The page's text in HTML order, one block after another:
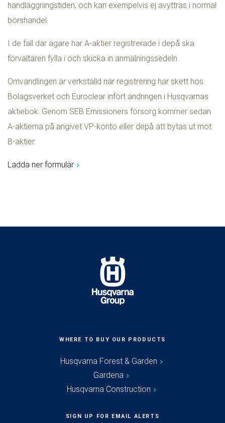
handläggningstiden, och kan exempelvis ej avyttras i normal
börshandel.
I de fall där ägare har A-aktier registrerade i depå ska
förvaltaren fylla i och skicka in anmälningssedeln.
Omvandlingen är verkställd när registrering har skett hos
Bolagsverket och Euroclear infört ändringen i Husqvarnas
aktiebok. Genom SEB Emissioners försorg kommer sedan
A-aktierna på angivet VP-konto eller depå att bytas ut mot
B-aktier.
Ladda ner formulär
WHERE TO BUY OUR PRODUCTS
Husqvarna Forest & Garden
Gardena
Husqvarna Construction
SIGN UP FOR EMAIL ALERTS